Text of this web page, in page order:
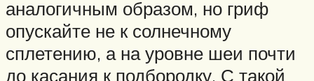
аналогичным образом, но гриф
опускайте не к солнечному
сплетению, а на уровне шеи почти
до касания к подбородку. С такой